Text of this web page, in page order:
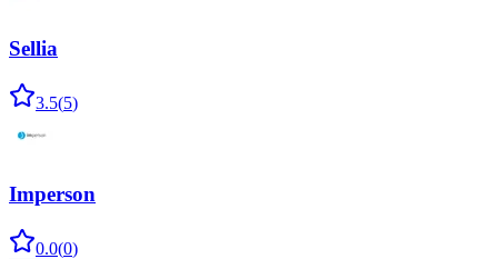
Sellia
3.5(5)
Imperson
0.0(0)